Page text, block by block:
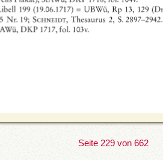
Seite 229 von 662